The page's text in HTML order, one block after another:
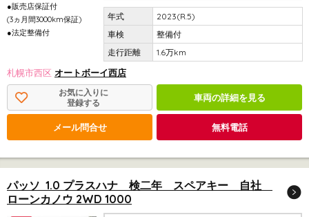
●販売店保証付
(3ヵ月間3000km保証)
●法定整備付
2023(R.5)
整備付
1.6万km
札幌市西区 オートボーイ西店
お気に入りに
登録する
車両の詳細を見る
メール問合せ 無料電話
パッソ 1.0 プラスハナ 検二年 スペアキー 自社
ローンカノウ 2WD 1000